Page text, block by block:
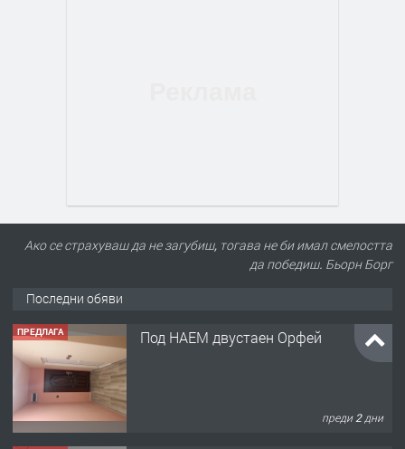
Ако се страхуваш да не загубиш, тогава не би имал смелостта
да победиш. Бьорн Борг
Последни обяви
ПРЕДЛАГА Под НАЕМ двустаен Орфей
преди 2 дни